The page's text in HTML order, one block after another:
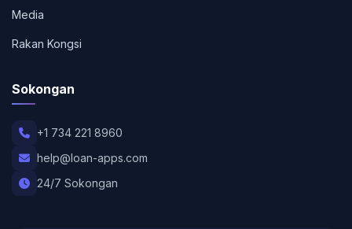
Media
Rakan Kongsi
Sokongan
+1 734 221 8960
help@loan-apps.com
24/7 Sokongan